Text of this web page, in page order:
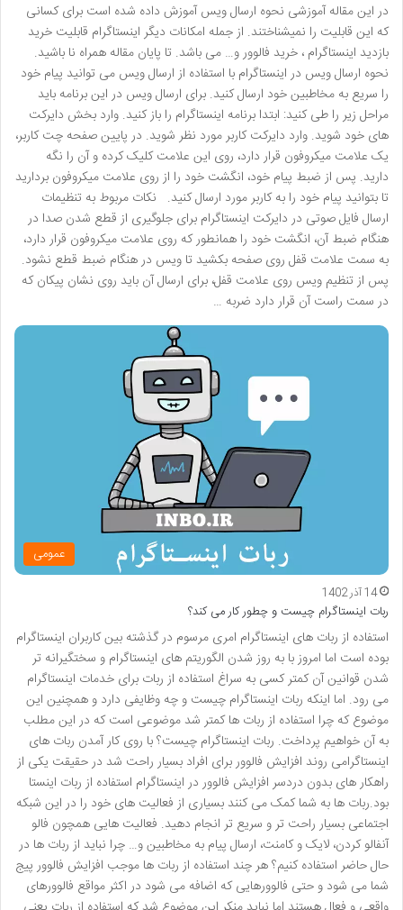
در این مقاله آموزشی نحوه ارسال ویس آموزش داده شده است برای کسانی
که این قابلیت را نمیشناختند. از جمله امکانات دیگر اینستاگرام قابلیت خرید
بازدید اینستاگرام ، خرید فالوور و… می باشد. تا پایان مقاله همراه نا باشید.
نحوه ارسال ویس در اینستاگرام با استفاده از ارسال ویس می توانید پیام خود
را سریع به مخاطبین خود ارسال کنید. برای ارسال ویس در این برنامه باید
مراحل زیر را طی کنید: ابتدا برنامه اینستاگرام را باز کنید. وارد بخش دایرکت
های خود شوید. وارد دایرکت کاربر مورد نظر شوید. در پایین صفحه چت کاربر،
یک علامت میکروفون قرار دارد، روی این علامت کلیک کرده و آن را نگه
دارید. پس از ضبط پیام خود، انگشت خود را از روی علامت میکروفون بردارید
تا بتوانید پیام خود را به کاربر مورد ارسال کنید. نکات مربوط به تنظیمات
ارسال فایل صوتی در دایرکت اینستاگرام برای جلوگیری از قطع شدن صدا در
هنگام ضبط آن، انگشت خود را همانطور که روی علامت میکروفون قرار دارد،
به سمت علامت قفل روی صفحه بکشید تا ویس در هنگام ضبط قطع نشود.
پس از تنظیم ویس روی علامت قفل، برای ارسال آن باید روی نشان پیکان که
در سمت راست آن قرار دارد ضربه …
عمومی
14 آذر 1402
ربات اینستاگرام چیست و چطور کار می کند؟
استفاده از ربات های اینستاگرام امری مرسوم در گذشته بین کاربران اینستاگرام
بوده است اما امروز با به روز شدن الگوریتم های اینستاگرام و سختگیرانه تر
شدن قوانین آن کمتر کسی به سراغ استفاده از ربات برای خدمات اینستاگرام
می رود. اما اینکه ربات اینستاگرام چیست و چه وظایفی دارد و همچنین این
موضوع که چرا استفاده از ربات ها کمتر شد موضوعی است که در این مطلب
به آن خواهیم پرداخت. ربات اینستاگرام چیست؟ با روی کار آمدن ربات های
اینستاگرامی روند افزایش فالوور برای افراد بسیار راحت شد در حقیقت یکی از
راهکار های بدون دردسر افزایش فالوور در اینستاگرام استفاده از ربات اینستا
بود.ربات ها به شما کمک می کنند بسیاری از فعالیت های خود را در این شبکه
اجتماعی بسیار راحت تر و سریع تر انجام دهید. فعالیت هایی همچون فالو
آنفالو کردن، لایک و کامنت، ارسال پیام به مخاطبین و… چرا نباید از ربات ها در
حال حاضر استفاده کنیم؟ هر چند استفاده از ربات ها موجب افزایش فالوور پیج
شما می شود و حتی فالوورهایی که اضافه می شود در اکثر مواقع فالوورهای